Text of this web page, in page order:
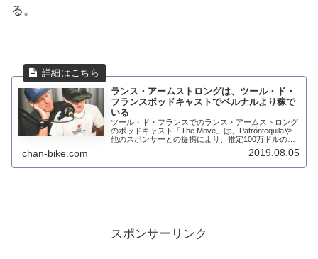
る。
ランス・アームストロングは、ツール・ド・
フランスポッドキャストでベルナルより稼で
いる
ツール・ド・フランスでのランス・アームストロング
のポッドキャスト「The Move」は、Patróntequilaや
他のスポンサーとの提携により、推定100万ドルの収
入を生み出したという。これは、ツールのあいだ一生
chan-bike.com 2019.08.05
スポンサーリンク